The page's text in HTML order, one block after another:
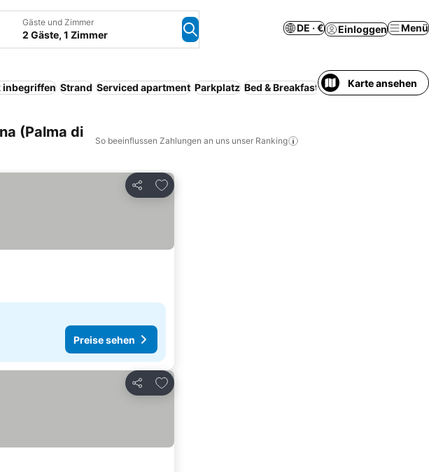
Gäste und Zimmer
2 Gäste, 1 Zimmer
DE · € Einloggen Menü
inbegriffen Strand Serviced apartment Parkplatz Bed & Breakfast Rollstuhlgerecht
Karte ansehen
(Palma di
So beeinflussen Zahlungen an uns unser Ranking
Teilen
Zu Favoriten hinzufügen
Preise sehen
Teilen
Zu Favoriten hinzufügen